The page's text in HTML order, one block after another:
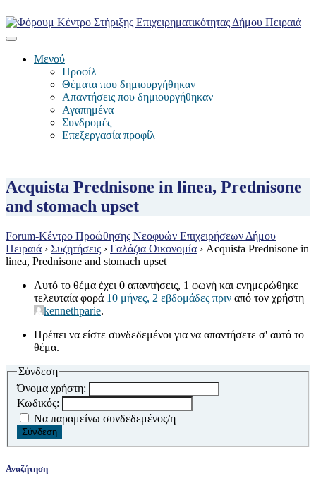
Μενού
Προφίλ
Θέματα που δημιουργήθηκαν
Απαντήσεις που δημιουργήθηκαν
Αγαπημένα
Συνδρομές
Επεξεργασία προφίλ
Acquista Prednisone in linea, Prednisone
and stomach upset
Forum-Κέντρο Προώθησης Νεοφυών Επιχειρήσεων Δήμου
Πειραιά › Συζητήσεις › Γαλάζια Οικονομία › Acquista Prednisone in
linea, Prednisone and stomach upset
Αυτό το θέμα έχει 0 απαντήσεις, 1 φωνή και ενημερώθηκε
τελευταία φορά 10 μήνες, 2 εβδομάδες πριν από τον χρήστη
kennethparie.
Πρέπει να είστε συνδεδεμένοι για να απαντήσετε σ' αυτό το
θέμα.
Σύνδεση
Όνομα χρήστη:
Κωδικός:
Να παραμείνω συνδεδεμένος/η
Σύνδεση
Αναζήτηση